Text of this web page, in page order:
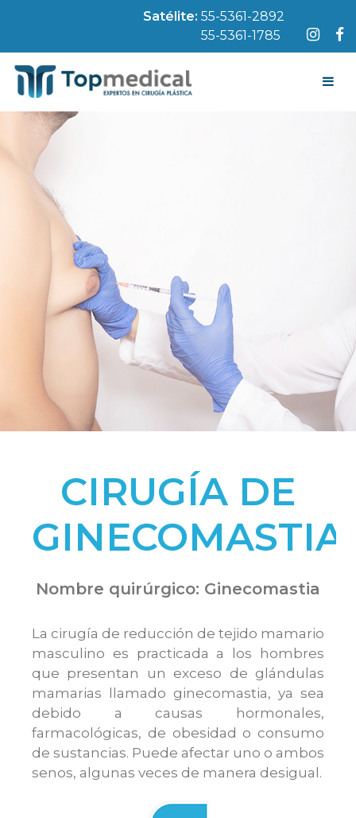
Satélite: 55-5361-2892
55-5361-1785
CIRUGÍA DE
GINECOMASTIA
Nombre quirúrgico: Ginecomastia
La cirugía de reducción de tejido mamario
masculino es practicada a los hombres
que presentan un exceso de glándulas
mamarias llamado ginecomastia, ya sea
debido a causas hormonales,
farmacológicas, de obesidad o consumo
de sustancias. Puede afectar uno o ambos
senos, algunas veces de manera desigual.